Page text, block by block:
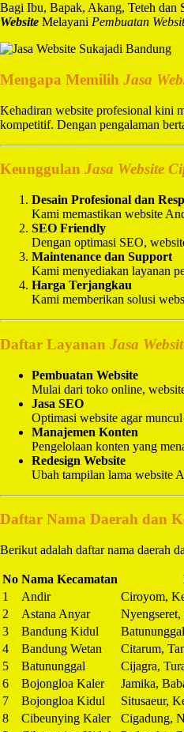
Bagi Ibu, Bapak, Akang, Teteh dan
Website Melayani Pembuatan
Mengapa Memilih Jasa
Kehadiran website profesional kini
kompetitif. Dengan pengalaman
Keunggulan Jasa Website
Desain Profesional dan
Kami memastikan website
SEO Friendly
Dengan optimasi SEO,
Maintenance dan Support
Kami menyediakan layanan
Harga Terjangkau
Kami memberikan solusi
Daftar Layanan Jasa
Pembuatan Website
Mulai dari toko online,
Jasa SEO
Optimasi website agar
Manajemen Konten
Pengelolaan konten yang
Redesign Website
Ubah tampilan lama website
Daftar Nama Daerah dan
Berikut adalah daftar nama daerah
No Nama Kecamatan
1
Andir
Ciroyom,
2
Astana Anyar
3
Bandung Kidul
4
Bandung Wetan
Citarum,
5
Batununggal
Cijagra,
6
Bojongloa Kaler
Jamika,
7
Bojongloa Kidul
Situsaeur,
8
Cibeunying Kaler
Cigadung,